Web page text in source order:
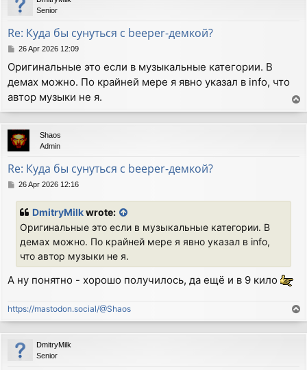
Senior
Re: Куда бы сунуться с beeper-демкой?
P
s
t
26 Apr 2026 12:09
Оригинальные это если в музыкальные категории. В
демах можно. По крайней мере я явно указал в info, что
автор музыки не я.
o
p
Shaos
Admin
Re: Куда бы сунуться с beeper-демкой?
P26 Apr 2026 12:16
DmitryMilkwrote:
Оригинальные это если в музыкальные категории. В
демах можно. По крайней мере я явно указал в info,
что автор музыки не я.
А ну понятно - хорошо получилось, да ещё и в 9 кило
https://mastodon.social/@Shaos
o
p
DmitryMilk
Senior